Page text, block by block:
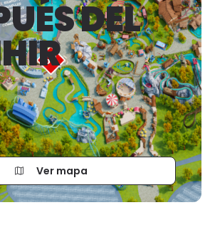
DEL
Ver mapa